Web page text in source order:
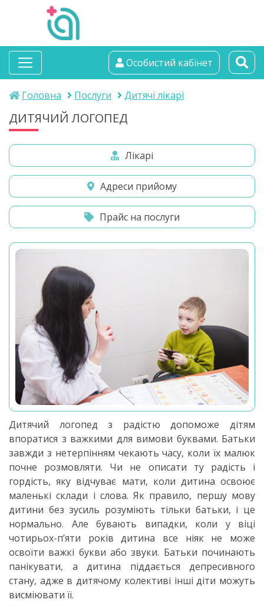
альтамедика
медичний центр
Особистий кабінет
Головна Послуги Дитячі лікарі
ДИТЯЧИЙ ЛОГОПЕД
Лікарі
Адреси прийому
Прайс на послуги
Дитячий логопед з радістю допоможе дітям
впоратися з важкими для вимови буквами. Батьки
завжди з нетерпінням чекають часу, коли їх малюк
почне розмовляти. Чи не описати ту радість і
гордість, яку відчуває мати, коли дитина освоює
маленькі склади і слова. Як правило, першу мову
дитини без зусиль розуміють тільки батьки, і це
нормально. Але бувають випадки, коли у віці
чотирьох-п’яти років дитина все ніяк не може
освоїти важкі букви або звуки. Батьки починають
панікувати, а дитина піддається депресивного
стану, адже в дитячому колективі інші діти можуть
висміювати її.